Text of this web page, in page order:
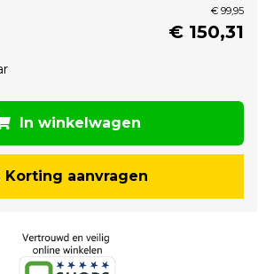
€ 99,95
€ 150,31
In winkelwagen
Korting aanvragen